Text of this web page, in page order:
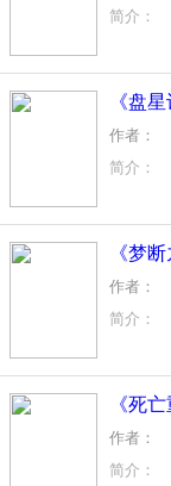
简介：
韩雨纵
《盘星
作者：
简介：
一个试
一把历
一段可
天若亡
天姬掌
《梦
作者：
简介：
看叶晨
《死
作者：
简介：